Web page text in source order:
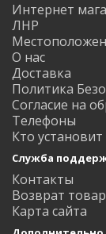
Интернет
ЛНР
О нас
Доставка
Политика
Согласие на
Телефоны
Кто
Служба
Контакты
Возврат
Карта сайта